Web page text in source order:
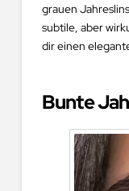
grauen
subtile, aber
dir einen
Bunte